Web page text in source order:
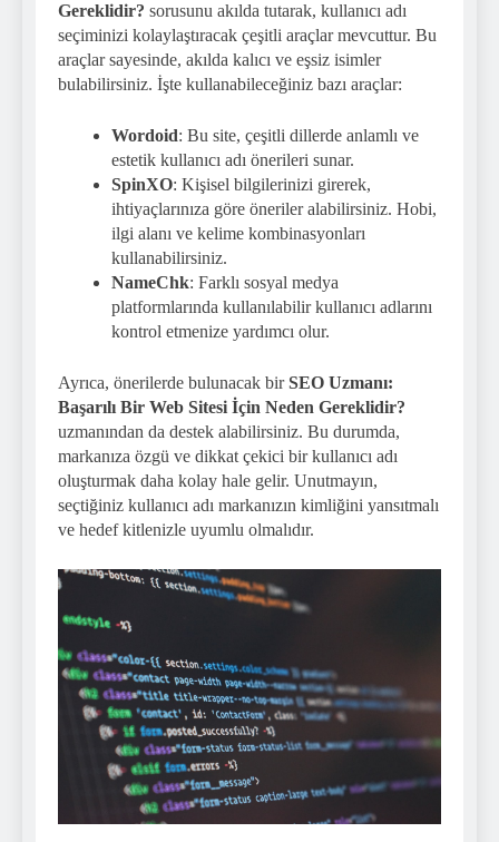
Gereklidir? sorusunu akılda tutarak, kullanıcı adı
seçiminizi kolaylaştıracak çeşitli araçlar mevcuttur. Bu
araçlar sayesinde, akılda kalıcı ve eşsiz isimler
bulabilirsiniz. İşte kullanabileceğiniz bazı araçlar:
Wordoid: Bu site, çeşitli dillerde anlamlı ve
estetik kullanıcı adı önerileri sunar.
SpinXO: Kişisel bilgilerinizi girerek,
ihtiyaçlarınıza göre öneriler alabilirsiniz. Hobi,
ilgi alanı ve kelime kombinasyonları
kullanabilirsiniz.
NameChk: Farklı sosyal medya
platformlarında kullanılabilir kullanıcı adlarını
kontrol etmenize yardımcı olur.
Ayrıca, önerilerde bulunacak birSEO Uzmanı:
Başarılı Bir Web Sitesi İçin Neden Gereklidir?
uzmanından da destek alabilirsiniz. Bu durumda,
markanıza özgü ve dikkat çekici bir kullanıcı adı
oluşturmak daha kolay hale gelir. Unutmayın,
seçtiğiniz kullanıcı adı markanızın kimliğini yansıtmalı
ve hedef kitlenizle uyumlu olmalıdır.